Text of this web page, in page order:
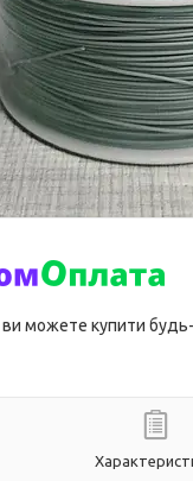
ви можете купити